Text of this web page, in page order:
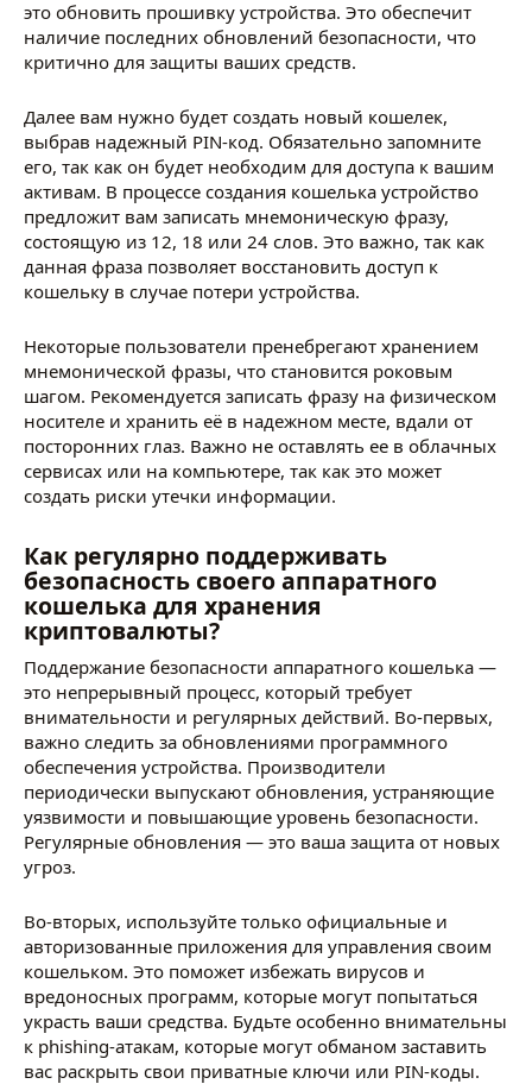
это обновить прошивку устройства. Это обеспечит
наличие последних обновлений безопасности, что
критично для защиты ваших средств.
Далее вам нужно будет создать новый кошелек,
выбрав надежный PIN-код. Обязательно запомните
его, так как он будет необходим для доступа к вашим
активам. В процессе создания кошелька устройство
предложит вам записать мнемоническую фразу,
состоящую из 12, 18 или 24 слов. Это важно, так как
данная фраза позволяет восстановить доступ к
кошельку в случае потери устройства.
Некоторые пользователи пренебрегают хранением
мнемонической фразы, что становится роковым
шагом. Рекомендуется записать фразу на физическом
носителе и хранить её в надежном месте, вдали от
посторонних глаз. Важно не оставлять ее в облачных
сервисах или на компьютере, так как это может
создать риски утечки информации.
Как регулярно поддерживать
безопасность своего аппаратного
кошелька для хранения
криптовалюты?
Поддержание безопасности аппаратного кошелька —
это непрерывный процесс, который требует
внимательности и регулярных действий. Во-первых,
важно следить за обновлениями программного
обеспечения устройства. Производители
периодически выпускают обновления, устраняющие
уязвимости и повышающие уровень безопасности.
Регулярные обновления — это ваша защита от новых
угроз.
Во-вторых, используйте только официальные и
авторизованные приложения для управления своим
кошельком. Это поможет избежать вирусов и
вредоносных программ, которые могут попытаться
украсть ваши средства. Будьте особенно внимательны
к phishing-атакам, которые могут обманом заставить
вас раскрыть свои приватные ключи или PIN-коды.